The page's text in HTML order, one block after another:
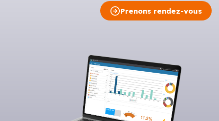
Prenons rendez-vous